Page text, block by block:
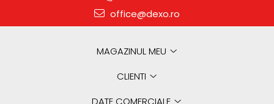
office@dexo.ro
MAGAZINUL MEU
CLIENTI